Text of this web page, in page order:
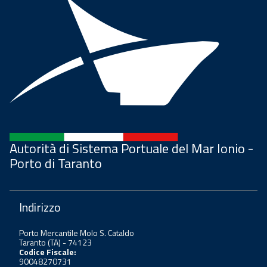
Autorità di Sistema Portuale del Mar Ionio -
Porto di Taranto
Indirizzo
Porto Mercantile Molo S. Cataldo
Taranto (TA) - 74123
Codice Fiscale:
90048270731